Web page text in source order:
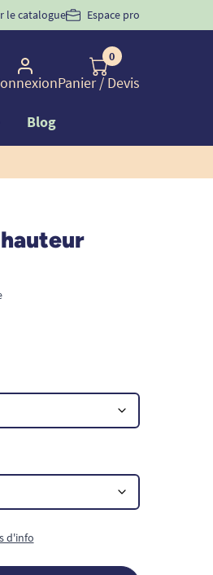
d'incontinence
le catalogue Espace pro
0
Panier/ Devis
Blog
d'info